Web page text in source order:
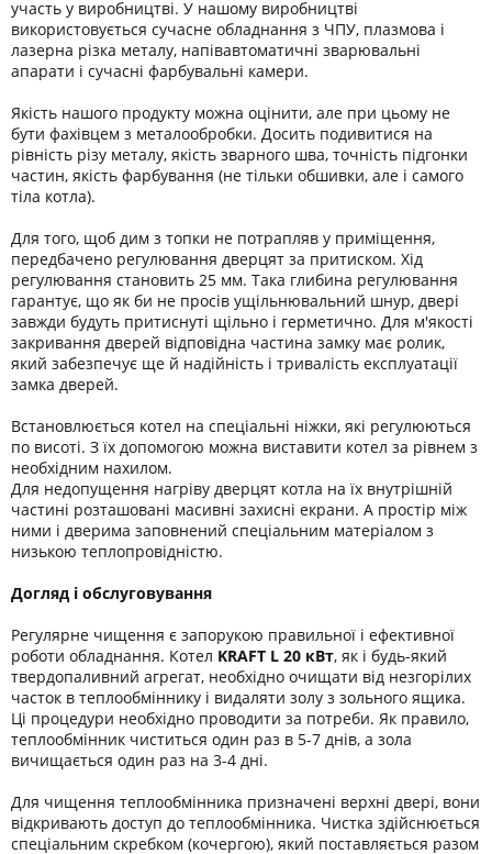
участь у виробництві. У нашому виробництві
використовується сучасне обладнання з ЧПУ, плазмова і
лазерна різка металу, напівавтоматичні зварювальні
апарати і сучасні фарбувальні камери.
Якість нашого продукту можна оцінити, але при цьому не
бути фахівцем з металообробки. Досить подивитися на
рівність різу металу, якість зварного шва, точність підгонки
частин, якість фарбування (не тільки обшивки, але і самого
тіла котла).
Для того, щоб дим з топки не потрапляв у приміщення,
передбачено регулювання дверцят за притиском. Хід
регулювання становить 25 мм. Така глибина регулювання
гарантує, що як би не просів ущільнювальний шнур, двері
завжди будуть притиснуті щільно і герметично. Для м'якості
закривання дверей відповідна частина замку має ролик,
який забезпечує ще й надійність і тривалість експлуатації
замка дверей.
Встановлюється котел на спеціальні ніжки, які регулюються
по висоті. З їх допомогою можна виставити котел за рівнем з
необхідним нахилом.
Для недопущення нагріву дверцят котла на їх внутрішній
частині розташовані масивні захисні екрани. А простір між
ними і дверима заповнений спеціальним матеріалом з
низькою теплопровідністю.
Догляд і обслуговування
Регулярне чищення є запорукою правильної і ефективної
роботи обладнання. Котел KRAFT L 20 кВт, як і будь-який
твердопаливний агрегат, необхідно очищати від незгорілих
часток в теплообміннику і видаляти золу з зольного ящика.
Ці процедури необхідно проводити за потреби. Як правило,
теплообмінник чиститься один раз в 5-7 днів, а зола
вичищається один раз на 3-4 дні.
Для чищення теплообмінника призначені верхні двері, вони
відкривають доступ до теплообмінника. Чистка здійснюється
спеціальним скребком (кочергою), який поставляється разом